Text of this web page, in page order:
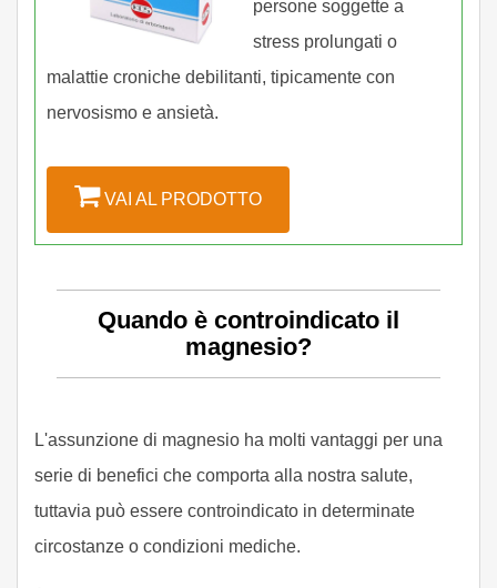
persone soggette a
stress prolungati o
malattie croniche debilitanti, tipicamente con
nervosismo e ansietà.
VAI AL PRODOTTO
Quando è controindicato il
magnesio?
L'assunzione di magnesio ha molti vantaggi per una
serie di benefici che comporta alla nostra salute,
tuttavia può essere controindicato in determinate
circostanze o condizioni mediche.